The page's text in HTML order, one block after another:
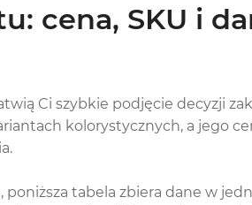
cena, SKU i
Ci szybkie podjęcie decyzji
kolorystycznych, a jego
tabela zbiera dane w